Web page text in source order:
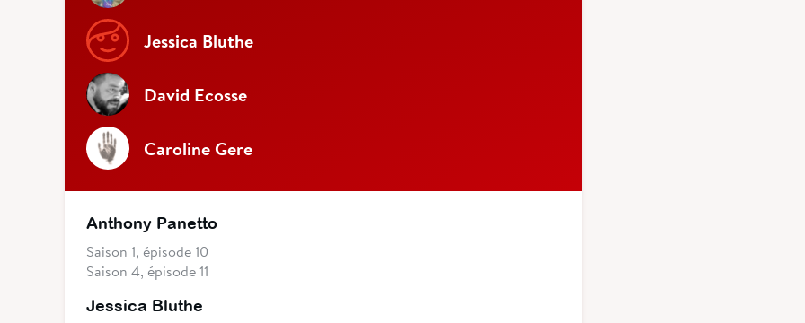
Jessica Bluthe
David Ecosse
Caroline Gere
Anthony Panetto
Saison 1, épisode 10
Saison 4, épisode 11
Jessica Bluthe